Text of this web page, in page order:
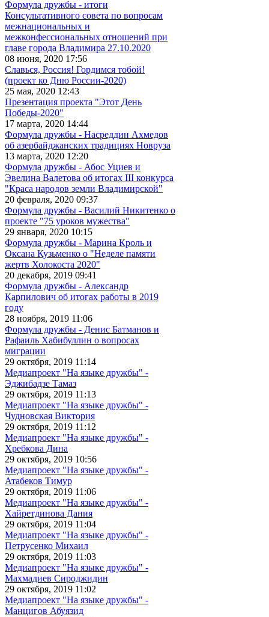
Формула дружбы - итоги
Консультативного совета по вопросам
межнациональных и
межконфессиональных отношений при
главе города Владимира 27.10.2020
08 июня, 2020 17:56
Славься, Россия! Гордимся тобой!
(проект ко Дню России-2020)
25 мая, 2020 12:43
Презентация проекта "Этот День
Победы-2020"
17 марта, 2020 14:44
Формула дружбы - Насреддин Ахмедов
об азербайджанских традициях Новруза
13 марта, 2020 12:20
Формула дружбы - Абос Уциев и
Эвелина Валетова об итогах III конкурса
"Краса народов земли Владимирской"
20 февраля, 2020 09:37
Формула дружбы - Василий Никитенко о
проекте "75 уроков мужества"
29 января, 2020 10:15
Формула дружбы - Марина Кроль и
Оксана Кузьменко о "Неделе памяти
жертв Холокоста 2020"
20 декабря, 2019 09:41
Формула дружбы - Александр
Карпилович об итогах работы в 2019
году
28 ноября, 2019 11:06
Формула дружбы - Денис Батманов и
Рафаиль Хабибуллин о вопросах
миграции
29 октября, 2019 11:14
Медиапроект "На языке дружбы" -
Эджибадзе Тамаз
29 октября, 2019 11:13
Медиапроект "На языке дружбы" -
Чудновская Виктория
29 октября, 2019 11:12
Медиапроект "На языке дружбы" -
Хребкова Дина
29 октября, 2019 10:56
Медиапроект "На языке дружбы" -
Атабеков Тимур
29 октября, 2019 11:06
Медиапроект "На языке дружбы" -
Хайретдинова Дания
29 октября, 2019 11:04
Медиапроект "На языке дружбы" -
Петрусенко Михаил
29 октября, 2019 11:03
Медиапроект "На языке дружбы" -
Махмадиев Сироджидин
29 октября, 2019 11:02
Медиапроект "На языке дружбы" -
Манцигов Абуязид